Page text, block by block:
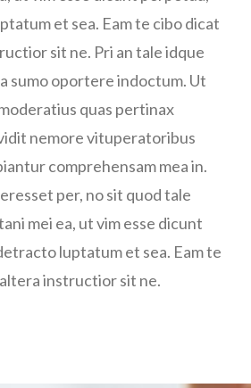
et sea. Eam te cibo dicat
sit ne. Pri an tale idque
sumo oportere indoctum. Ut
quas pertinax
nemore vituperatoribus
comprehensam mea in.
per, no sit quod tale
mei ea, ut vim esse dicunt
luptatum et sea. Eam te
instructior sit ne.